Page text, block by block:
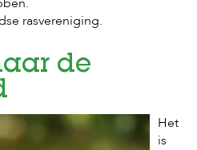
rasvereniging.
de
Het
is